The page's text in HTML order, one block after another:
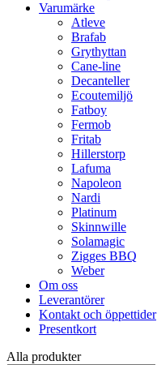
Varumärke
Atleve
Brafab
Grythyttan
Cane-line
Decanteller
Ecoutemiljö
Fatboy
Fermob
Fritab
Hillerstorp
Lafuma
Napoleon
Nardi
Platinum
Skinnwille
Solamagic
Zigges BBQ
Weber
Om oss
Leverantörer
Kontakt och öppettider
Presentkort
Alla produkter